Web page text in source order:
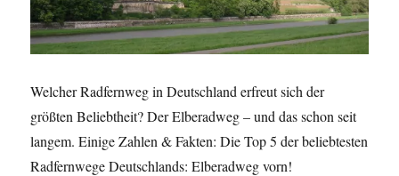
Welcher Radfernweg in Deutschland erfreut sich der
größten Beliebtheit? Der Elberadweg – und das schon seit
langem. Einige Zahlen & Fakten: Die Top 5 der beliebtesten
Radfernwege Deutschlands: Elberadweg vorn!